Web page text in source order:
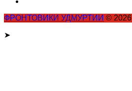
ФРОНТОВИКИ УДМУРТИИ © 2026
➤